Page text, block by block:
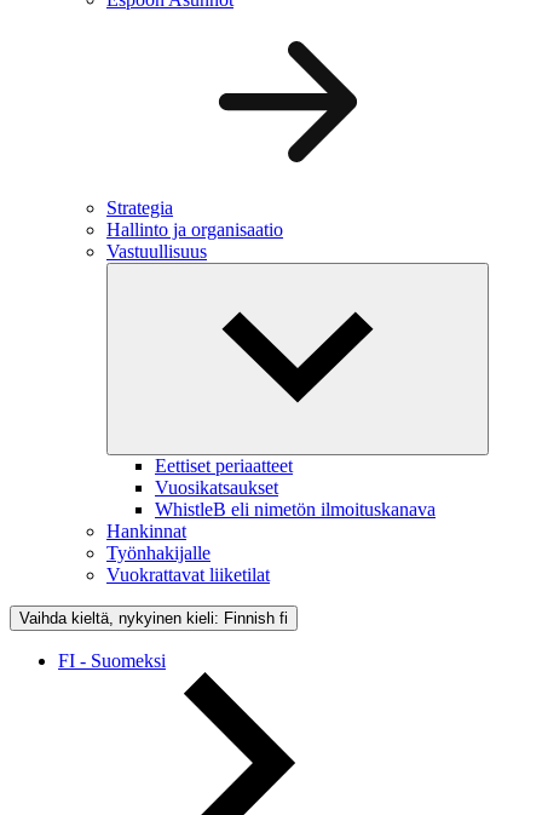
Strategia
Hallinto ja organisaatio
Vastuullisuus
Eettiset periaatteet
Vuosikatsaukset
WhistleB eli nimetön ilmoituskanava
Hankinnat
Työnhakijalle
Vuokrattavat liiketilat
Vaihda kieltä, nykyinen kieli: Finnish fi
FI - Suomeksi